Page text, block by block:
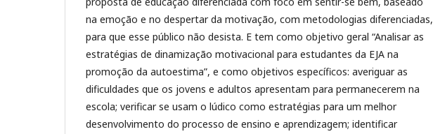
na emoção e no despertar da motivação, com metodologias diferenciadas,
para que esse público não desista. E tem como objetivo geral “Analisar as
estratégias de dinamização motivacional para estudantes da EJA na
promoção da autoestima”, e como objetivos específicos: averiguar as
dificuldades que os jovens e adultos apresentam para permanecerem na
escola; verificar se usam o lúdico como estratégias para um melhor
desenvolvimento do processo de ensino e aprendizagem; identificar